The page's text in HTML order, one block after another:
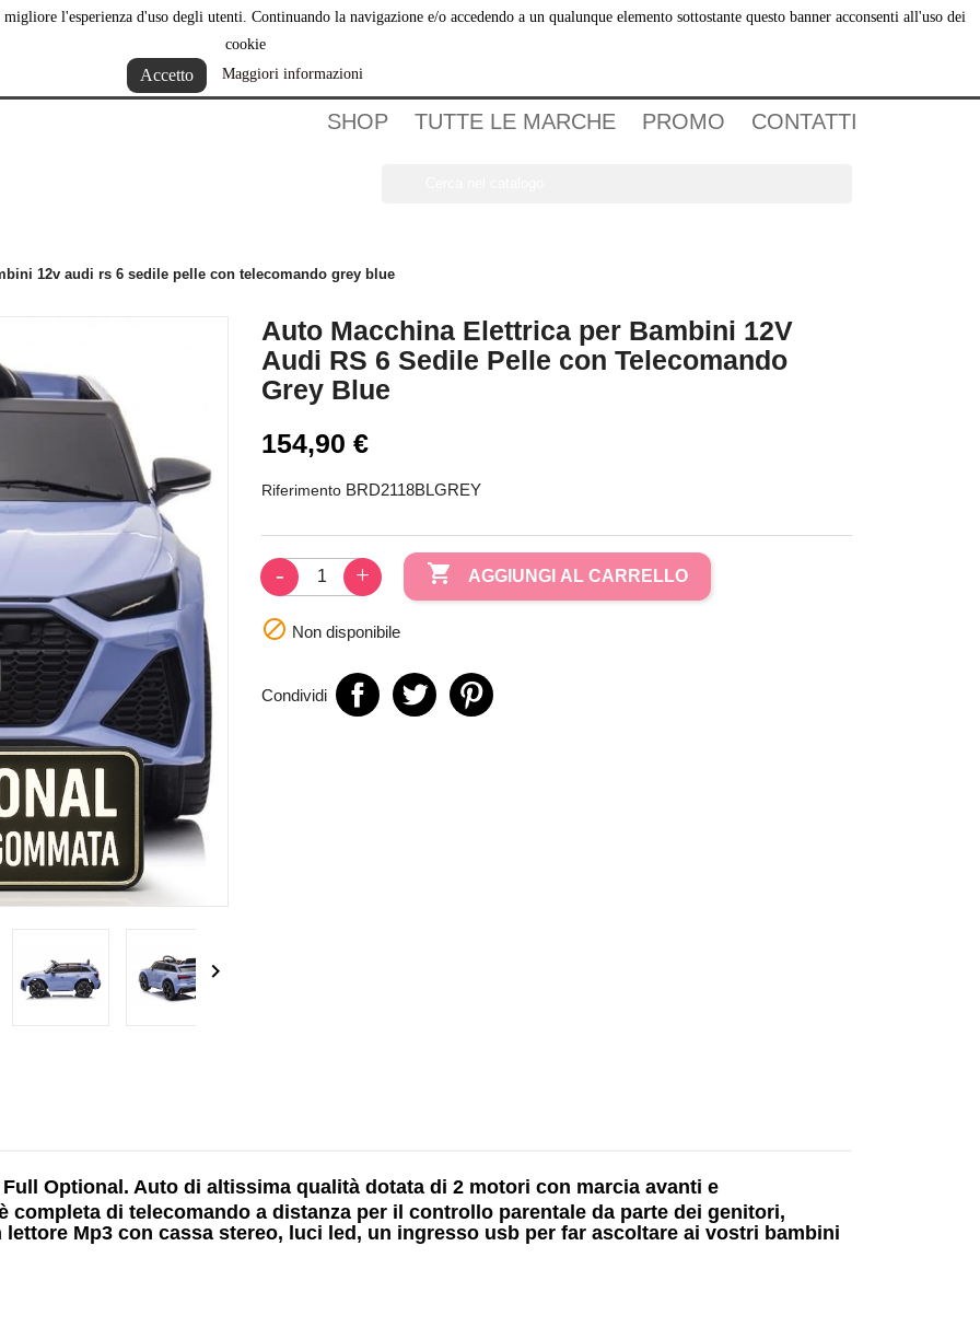
l'esperienza d'uso degli utenti. Continuando la navigazione e/o accedendo a un qualunque elemento sottostante questo banner acconsenti all'uso dei
cookie
Accetto Maggiori informazioni
Siamo Carrello (0)
SHOP TUTTE LE MARCHE PROMO CONTATTI
12v audi rs 6 sedile pelle con telecomando grey blue

Auto Macchina Elettrica per Bambini 12V
Audi RS 6 Sedile Pelle con Telecomando
Grey Blue
154,90 €
Riferimento BRD2118BLGREY
 AGGIUNGI AL CARRELLO
 Non disponibile
Condividi
Optional. Auto di altissima qualità dotata di 2 motori con marcia avanti e
completa di telecomando a distanza per il controllo parentale da parte dei genitori,
lettore Mp3 con cassa stereo, luci led, un ingresso usb per far ascoltare ai vostri bambini